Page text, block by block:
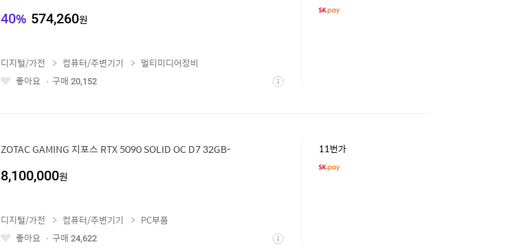
40% 574,260원
좋 상
디지털/가전 컴퓨터/주변기기
멀티미디어장비
좋아요
구매 20,152
ZOTAC GAMING 지포스 RTX 5090 SOLID OC D7 32GB-
8,100,000원
11번가
좋 상
디지털/가전 컴퓨터/주변기기
PC부품
좋아요
구매 24,622